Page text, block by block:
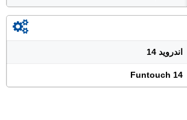
اندرويد 14
Funtouch 14